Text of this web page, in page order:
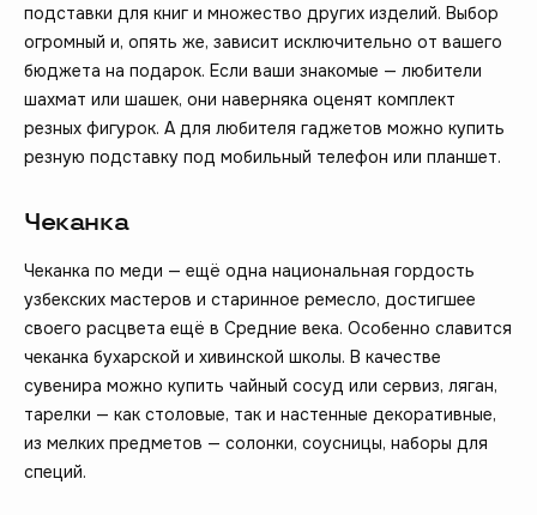
подставки для книг и множество других изделий. Выбор
огромный и, опять же, зависит исключительно от вашего
бюджета на подарок. Если ваши знакомые — любители
шахмат или шашек, они наверняка оценят комплект
резных фигурок. А для любителя гаджетов можно купить
резную подставку под мобильный телефон или планшет.
Чеканка
Чеканка по меди — ещё одна национальная гордость
узбекских мастеров и старинное ремесло, достигшее
своего расцвета ещё в Средние века. Особенно славится
чеканка бухарской и хивинской школы. В качестве
сувенира можно купить чайный сосуд или сервиз, ляган,
тарелки — как столовые, так и настенные декоративные,
из мелких предметов — солонки, соусницы, наборы для
специй.